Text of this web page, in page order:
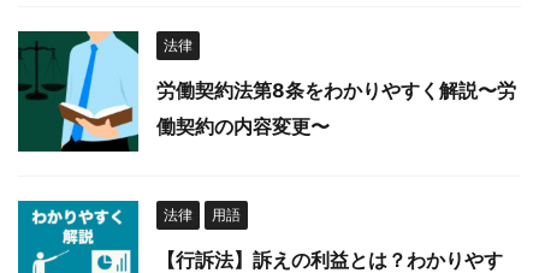
法律
労働契約法第8条をわかりやすく解説〜労
働契約の内容変更〜
法律 用語
【行訴法】訴えの利益とは？わかりやす